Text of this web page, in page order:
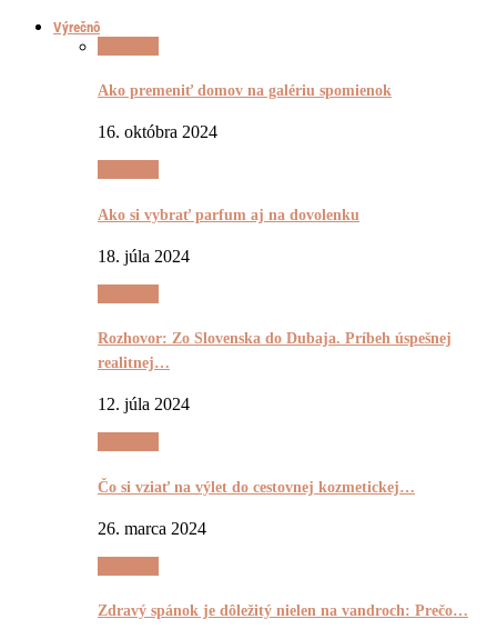
Výrečnô
Ako premeniť domov na galériu spomienok
16. októbra 2024
Ako si vybrať parfum aj na dovolenku
18. júla 2024
Rozhovor: Zo Slovenska do Dubaja. Príbeh úspešnej
realitnej…
12. júla 2024
Čo si vziať na výlet do cestovnej kozmetickej…
26. marca 2024
Zdravý spánok je dôležitý nielen na vandroch: Prečo…